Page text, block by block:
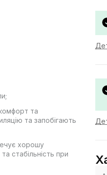
та
та запобігають
хорошу
стабільність при